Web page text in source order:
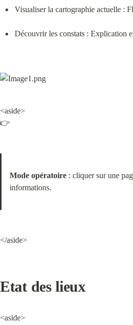
Visualiser la cartographie actuelle :
Découvrir les constats : Explication
<aside>
👉
Mode opératoire : cliquer sur une
informations.
</aside>
Etat des lieux
<aside>